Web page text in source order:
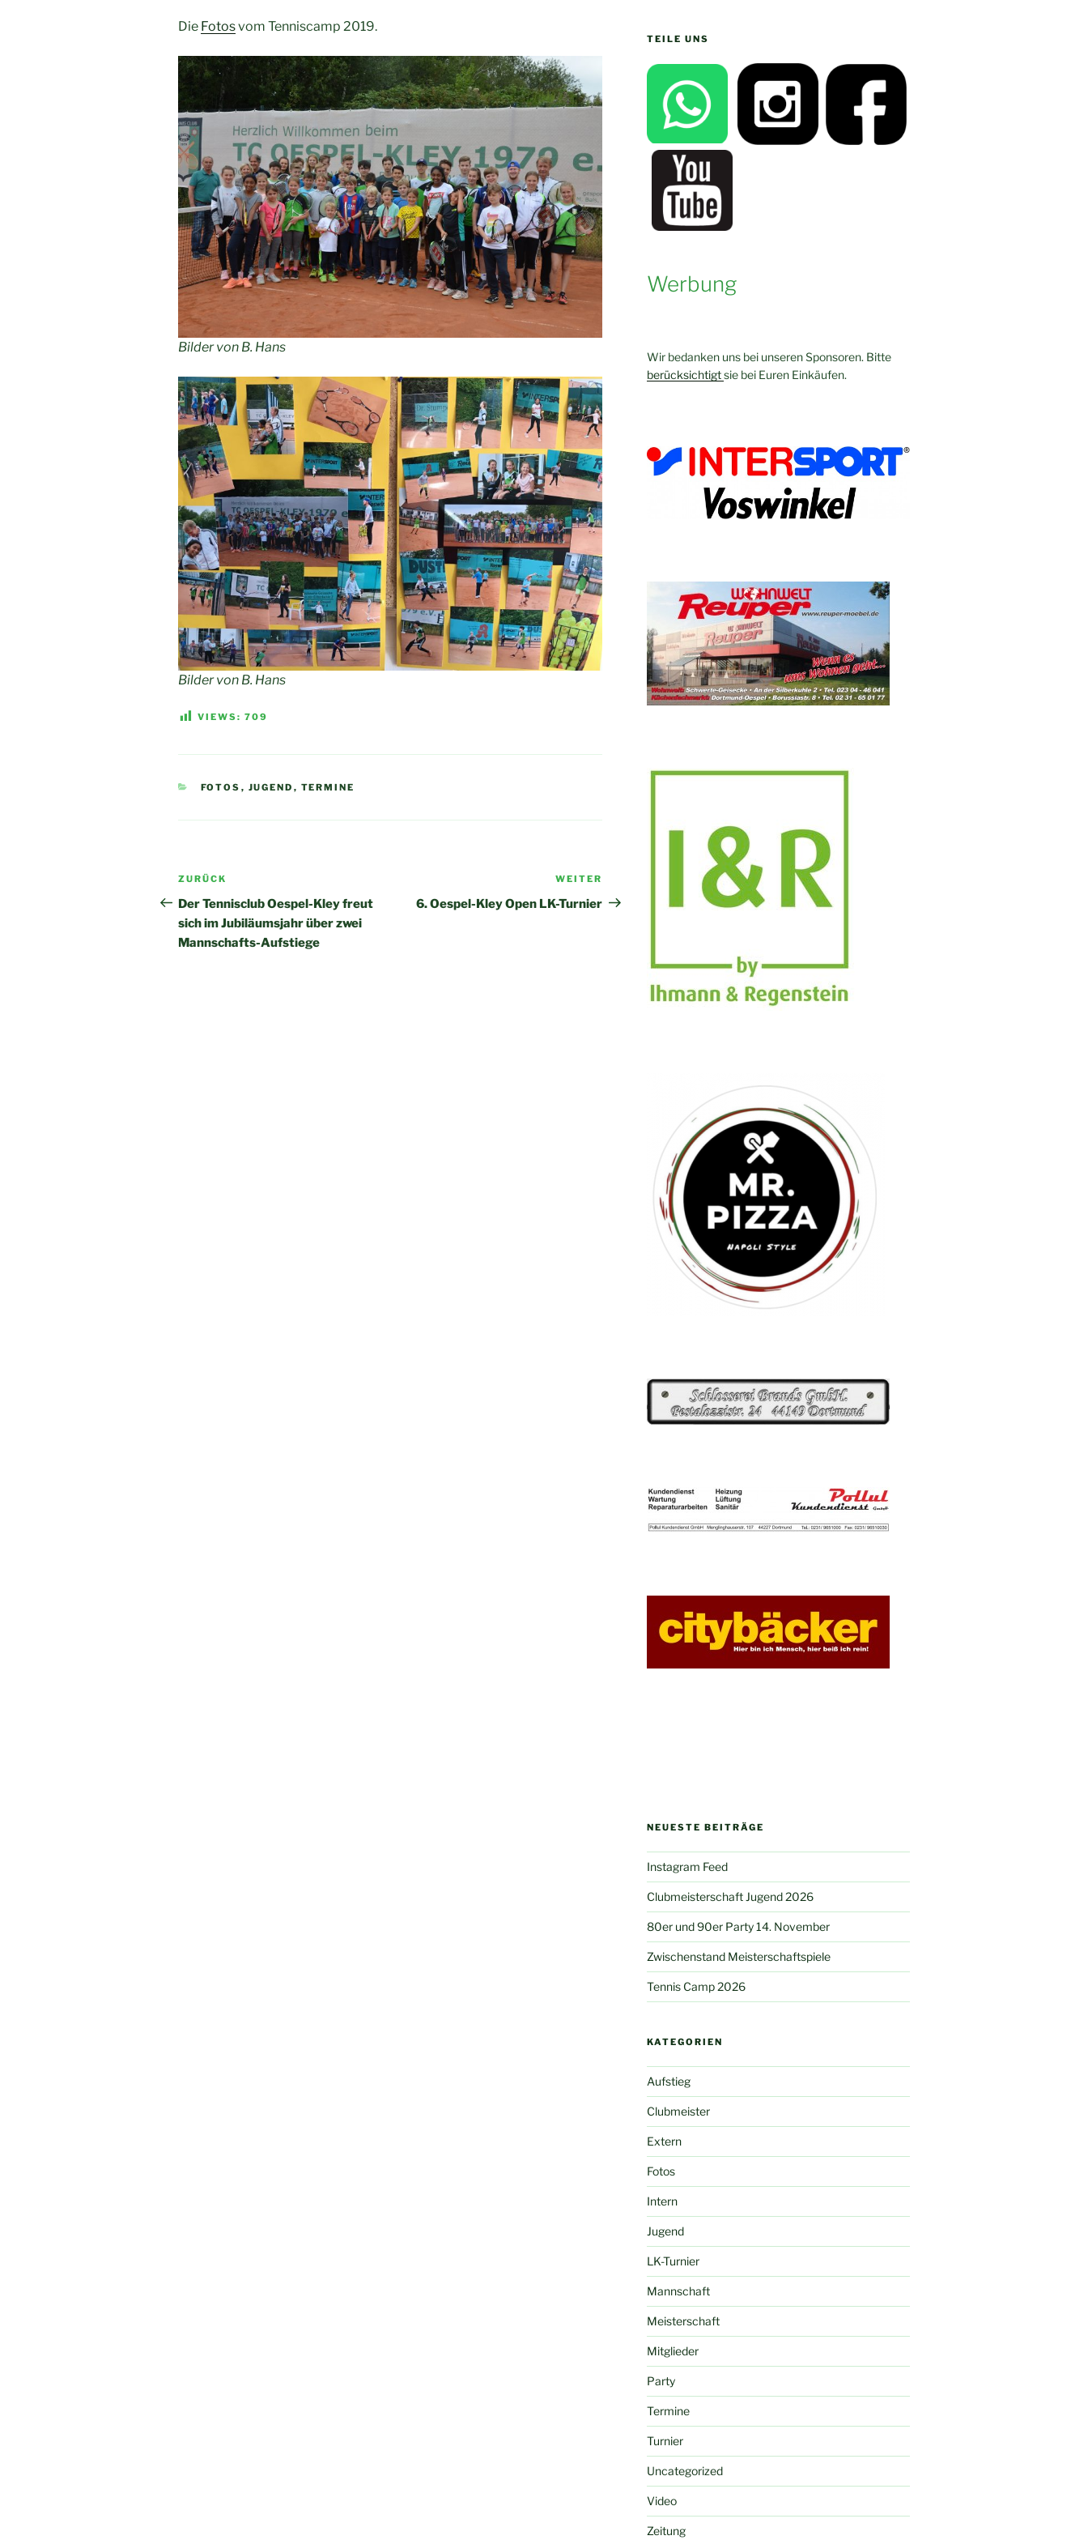
Die Fotosvom Tenniscamp 2019.
Bilder von B. Hans
Bilder von B. Hans
VIEWS: 709
KATEGORIEN
FOTOS , JUGEND , TERMINE
Beitragsnavigation
Vorheriger
Beitrag
ZURÜCK
Der Tennisclub Oespel-Kley freut
sich im Jubiläumsjahr über zwei
Mannschafts-Aufstiege
Beitrag
WEITER
6. Oespel-Kley Open LK-Turnier
TEILE UNS
Werbung
Wir bedanken uns bei unseren Sponsoren. Bitte
berücksichtigtsie bei Euren Einkäufen.
NEUESTE BEITRÄGE
Instagram Feed
Clubmeisterschaft Jugend 2026
80er und 90er Party 14. November
Zwischenstand Meisterschaftspiele
Tennis Camp 2026
KATEGORIEN
Aufstieg
Clubmeister
Extern
Fotos
Intern
Jugend
LK-Turnier
Mannschaft
Meisterschaft
Mitglieder
Party
Termine
Turnier
Uncategorized
Video
Zeitung